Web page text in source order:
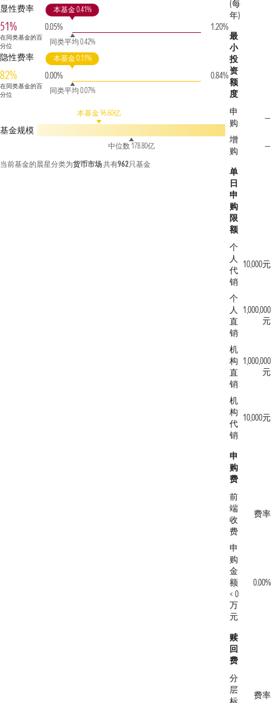
显性费率
51%
在同类基金的百
分位
0.05%
本基金 0.41%
同类平均 0.42%
1.20%
隐性费率
82%
在同类基金的百
分位
0.00%
本基金 0.11%
同类平均 0.07%
0.84%
基金规模
本基金 96.60亿
中位数 178.80亿
当前基金的晨星分类为货币市场共有962只基金
(每
年)
最
小
投
资
额
度
申
购
—
增
购
—
单
日
申
购
限
额
个
人
代
销
10,000元
个
人
直
销
1,000,000
元
机
构
直
销
1,000,000
元
机
构
代
销
10,000元
申
购
费
前
端
收
费
费率
申
购
金
额
< 0
万
元
0.00%
赎
回
费
分
层
费率